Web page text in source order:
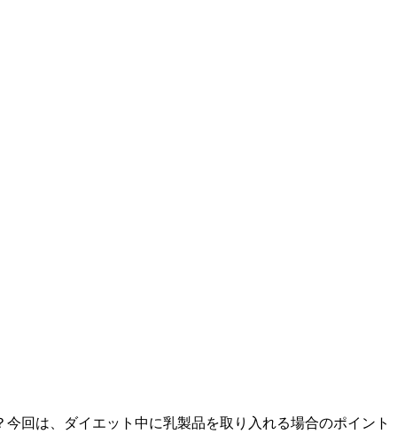
回は、ダイエット中に乳製品を取り入れる場合のポイント